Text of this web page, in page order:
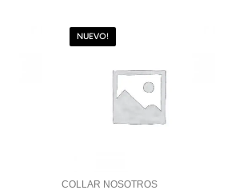
NUEVO!
COLLAR NOSOTROS